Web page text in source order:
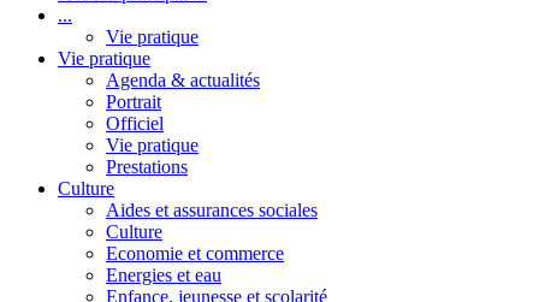
...
Vie pratique
Vie pratique
Agenda & actualités
Portrait
Officiel
Vie pratique
Prestations
Culture
Aides et assurances sociales
Culture
Economie et commerce
Energies et eau
Enfance, jeunesse et scolarité